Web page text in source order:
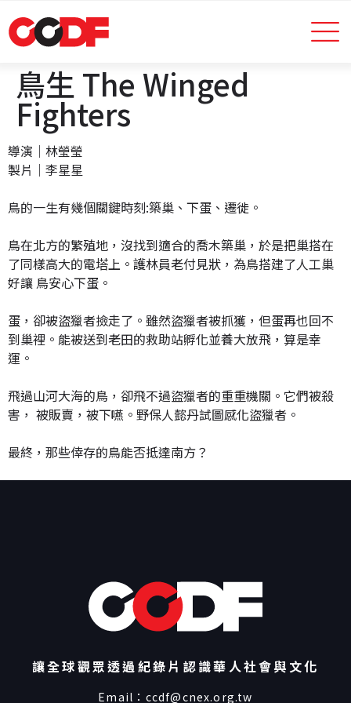
鳥生 The Winged
Fighters
導演｜林瑩瑩
製片｜李星星
鳥的一生有幾個關鍵時刻:築巢、下蛋、遷徙。
鳥在北方的繁殖地，沒找到適合的喬木築巢，於是把巢搭在
了同樣高大的電塔上。護林員老付見狀，為鳥搭建了人工巢
好讓 鳥安心下蛋。
蛋，卻被盜獵者撿走了。雖然盜獵者被抓獲，但蛋再也回不
到巢裡。能被送到老田的救助站孵化並養大放飛，算是幸
運。
飛過山河大海的鳥，卻飛不過盜獵者的重重機關。它們被殺
害， 被販賣，被下嚥。野保人懿丹試圖感化盜獵者。
最終，那些倖存的鳥能否抵達南方？
讓全球觀眾透過紀錄片認識華人社會與文化
Email： ccdf@cnex.org.tw